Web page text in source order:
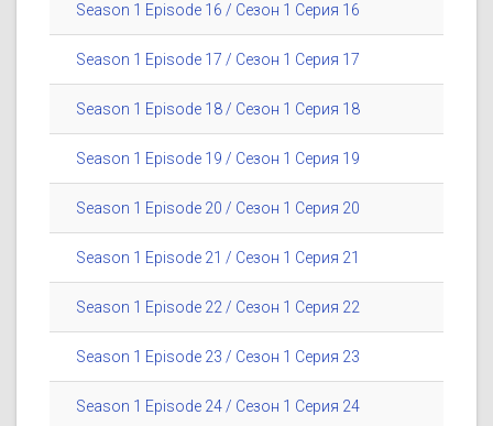
Season 1 Episode 16 / Сезон 1 Серия 16
Season 1 Episode 17 / Сезон 1 Серия 17
Season 1 Episode 18 / Сезон 1 Серия 18
Season 1 Episode 19 / Сезон 1 Серия 19
Season 1 Episode 20 / Сезон 1 Серия 20
Season 1 Episode 21 / Сезон 1 Серия 21
Season 1 Episode 22 / Сезон 1 Серия 22
Season 1 Episode 23 / Сезон 1 Серия 23
Season 1 Episode 24 / Сезон 1 Серия 24